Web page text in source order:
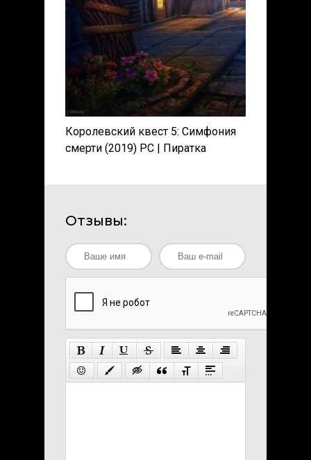
Королевский квест 5: Симфония
смерти (2019) PC | Пиратка
Отзывы: